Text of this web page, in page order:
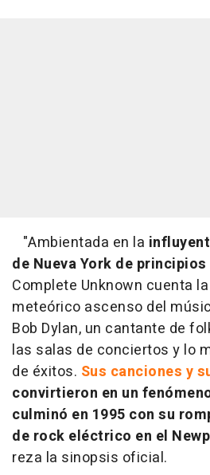
"Ambientada en la
de Nueva York de
Complete Unknown cuenta
meteórico ascenso del
Bob Dylan, un cantante de
las salas de conciertos y lo
de éxitos. Sus canciones y
convirtieron en un
culminó en 1995 con su
de rock eléctrico en el
reza la sinopsis oficial.